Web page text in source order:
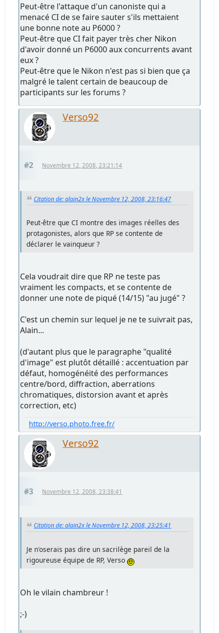
Peut-être l'attaque d'un canoniste qui a
menacé CI de se faire sauter s'ils mettaient
une bonne note au P6000 ?
Peut-être que CI fait payer très cher Nikon
d'avoir donné un P6000 aux concurrents avant
eux ?
Peut-être que le Nikon n'est pas si bien que ça
malgré le talent certain de beaucoup de
participants sur les forums ?
Verso92
#2 Novembre 12, 2008, 23:21:14
Citation de: alain2x le Novembre 12, 2008, 23:16:47
Peut-être que CI montre des images réelles des
protagonistes, alors que RP se contente de
déclarer le vainqueur ?
Cela voudrait dire que RP ne teste pas
vraiment les compacts, et se contente de
donner une note de piqué (14/15) "au jugé" ?
C'est un chemin sur lequel je ne te suivrait pas,
Alain...
(d'autant plus que le paragraphe "qualité
d'image" est plutôt détaillé : accentuation par
défaut, homogénéité des performances
centre/bord, diffraction, aberrations
chromatiques, distorsion avant et après
correction, etc)
http://verso.photo.free.fr/
Verso92
#3 Novembre 12, 2008, 23:38:41
Citation de: alain2x le Novembre 12, 2008, 23:25:41
Je n'oserais pas dire un sacrilège pareil de la
rigoureuse équipe de RP, Verso
Oh le vilain chambreur !
;-)